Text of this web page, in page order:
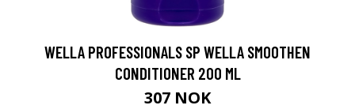
WELLA PROFESSIONALS SP WELLA SMOOTHEN
CONDITIONER 200 ML
307 NOK